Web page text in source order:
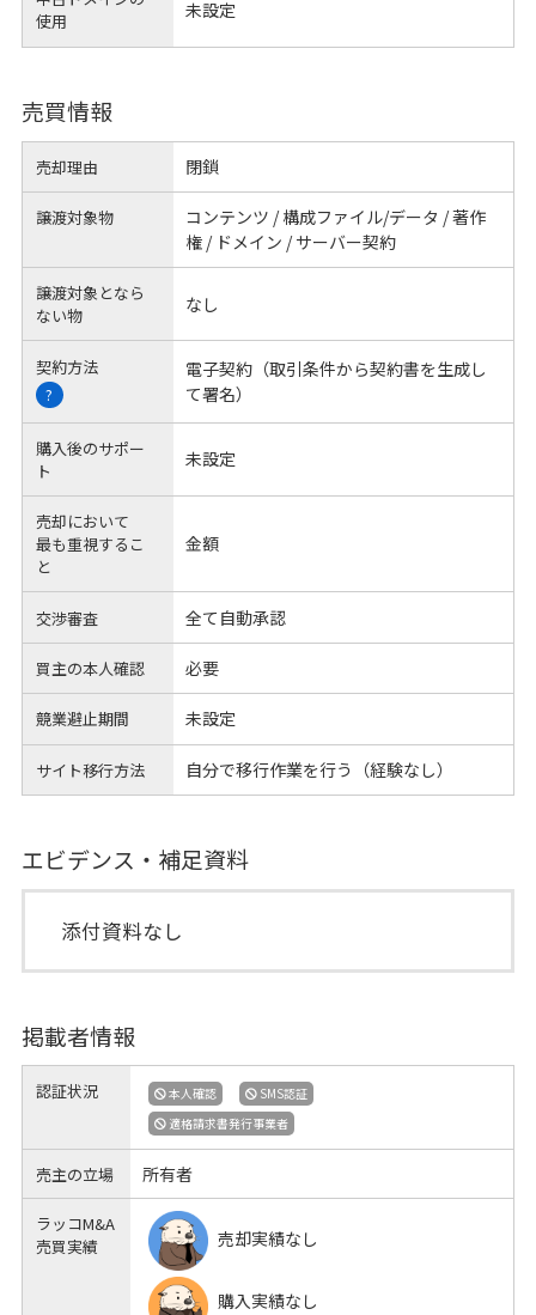
使用
未設定
売買情報
売却理由 閉鎖
譲渡対象物
コンテンツ / 構成ファイル/データ / 著作
権 / ドメイン / サーバー契約
譲渡対象となら
ない物
なし
契約方法
?
電子契約（取引条件から契約書を生成し
て署名）
購入後のサポー
ト
未設定
売却において
最も重視するこ
と
金額
交渉審査 全て自動承認
買主の本人確認 必要
競業避止期間 未設定
サイト移行方法 自分で移行作業を行う（経験なし）
エビデンス・補足資料
添付資料なし
掲載者情報
認証状況 本人確認
SMS認証
適格請求書発行事業者
売主の立場 所有者
ラッコM&A
売買実績
売却実績なし
購入実績なし